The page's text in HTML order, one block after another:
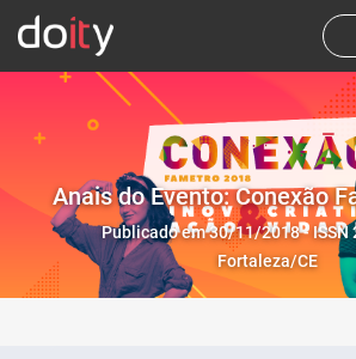
Anais do Evento: Conexão
Publicado em 30/11/2018 - ISSN
Fortaleza/CE